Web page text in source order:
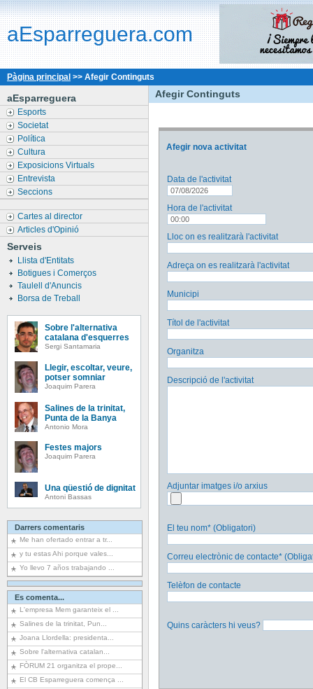
aEsparreguera.com
Pàgina principal >> Afegir Continguts
aEsparreguera
Esports
Societat
Política
Cultura
Exposicions Virtuals
Entrevista
Seccions
Cartes al director
Articles d'Opinió
Serveis
Llista d'Entitats
Botigues i Comerços
Taulell d'Anuncis
Borsa de Treball
Sobre l'alternativa
catalana d'esquerres
Sergi Santamaria
Llegir, escoltar, veure,
potser somniar
Joaquim Parera
Salines de la trinitat,
Punta de la Banya
Antonio Mora
Festes majors
Joaquim Parera
Una qüestió de dignitat
Antoni Bassas
Darrers comentaris
Me han ofertado entrar a tr...
y tu estas Ahi porque vales...
Yo llevo 7 años trabajando ...
Es comenta...
L'empresa Mem garanteix el ...
Salines de la trinitat, Pun...
Joana Llordella: presidenta...
Sobre l'alternativa catalan...
FÒRUM 21 organitza el prope...
El CB Esparreguera comença ...
Afegir Continguts
Afegir nova activitat
Data de l'activitat
Hora de l'activitat
Lloc on es realitzarà l'activitat
Adreça on es realitzarà l'activitat
Municipi
Títol de l'activitat
Organitza
Descripció de l'activitat
Adjuntar imatges i/o arxius
El teu nom* (Obligatori)
Correu electrònic de contacte*
Telèfon de contacte
Quins caràcters hi veus?